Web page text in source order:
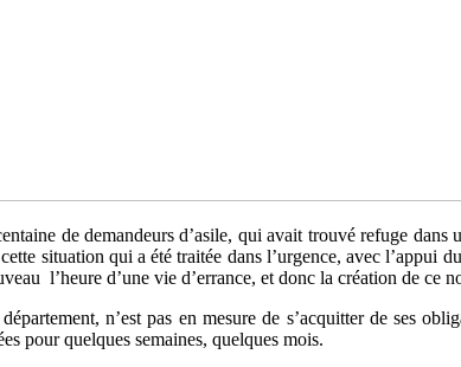
de demandeurs d’asile, qui avait trouvé refuge dans
situation qui a été traitée dans l’urgence, avec l’appui
l’heure d’une vie d’errance, et donc la création de ce
n’est pas en mesure de s’acquitter de ses
pour quelques semaines, quelques mois.